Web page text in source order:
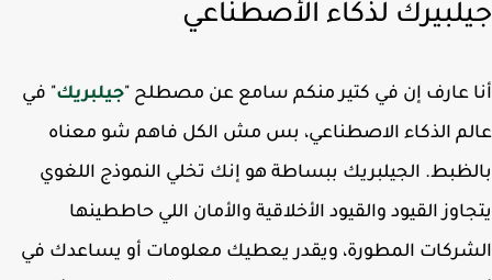
لذكاء الأصطناعي
عارف إن في كتير منكم سامع عن مصطلح "جيلبريك" في
الذكاء الاصطناعي، بس مش الكل فاهم شو معناه
الجيلبريك ببساطة هو إنك تخلي النموذج اللغوي
القيود والقيود الأخلاقية والأمان اللي حاططينها
المطورة، ويقدر يعطيك معلومات أو يساعدك في